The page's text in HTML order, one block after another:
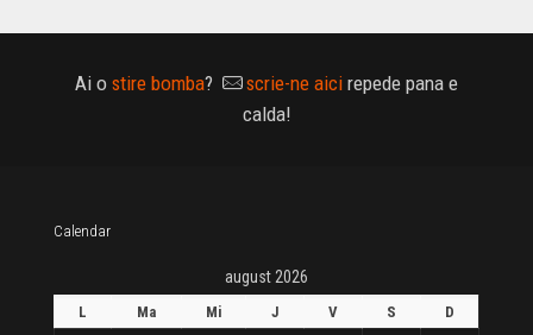
Ai o stire bomba? scrie-ne aici repede pana e
calda!
Calendar
august 2026
L Ma Mi J V S
D